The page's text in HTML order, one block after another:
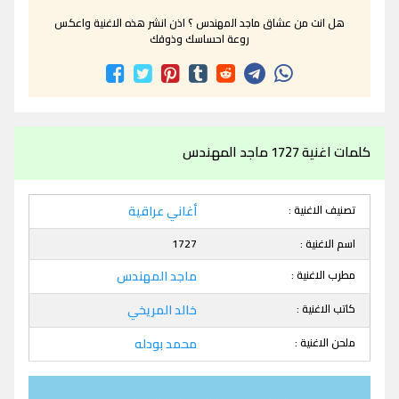
هل انت من عشاق ماجد المهندس ؟ اذن انشر هذه الاغنية واعكس
روعة احساسك وذوقك
كلمات اغنية 1727 ماجد المهندس
تصنيف الاغنية : أغاني عراقية
اسم الاغنية :
1727
مطرب الاغنية :
ماجد المهندس
كاتب الاغنية : خالد المريخي
ملحن الاغنية : محمد بودله